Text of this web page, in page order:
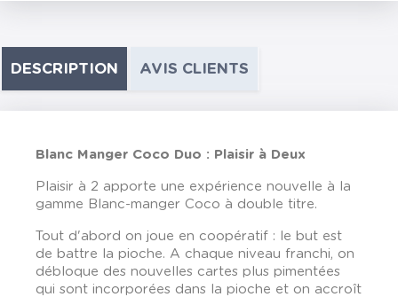
DESCRIPTION AVIS CLIENTS
Blanc Manger Coco Duo : Plaisir à Deux
Plaisir à 2 apporte une expérience nouvelle à la
gamme Blanc-manger Coco à double titre.
Tout d'abord on joue en coopératif : le but est
de battre la pioche. A chaque niveau franchi, on
débloque des nouvelles cartes plus pimentées
qui sont incorporées dans la pioche et on accroît